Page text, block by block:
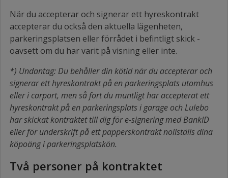
När du accepterar och signerar ett hyreskontrakt
accepterar du också den aktuella lägenheten,
parkeringsplatsen eller förrådet i befintligt skick -
oavsett om du har varit på visning eller inte.
*) Undantag: Du behåller din kötid när du accepterar och
signerar ett hyreskontrakt på en parkeringsplats utomhus
eller i carport, men så fort du muntligt har accepterat ett
hyreskontrakt på en parkeringsplats i garage och Lulebo
har skickat kontraktet till dig för e-signering med BankID
eller för underskrift på ett papperskontrakt nollställs dina
köpoäng i parkeringsplatskön.
Två personer på kontraktet